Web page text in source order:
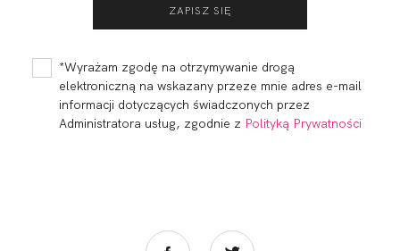
239,99 72,00 zł 277,00
*Wyrażam zgodę na otrzymywanie drogą
elektroniczną na wskazany przeze mnie adres e-mail
informacji dotyczących świadczonych przez
Administratora usług, zgodnie z Polityką Prywatności